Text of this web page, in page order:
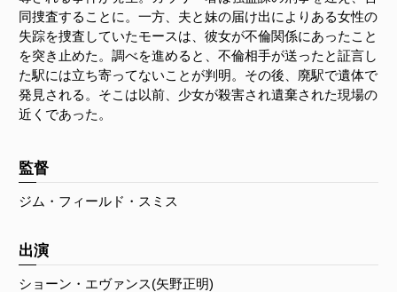
同捜査することに。一方、夫と妹の届け出によりある女性の
失踪を捜査していたモースは、彼女が不倫関係にあったこと
を突き止めた。調べを進めると、不倫相手が送ったと証言し
た駅には立ち寄ってないことが判明。その後、廃駅で遺体で
発見される。そこは以前、少女が殺害され遺棄された現場の
近くであった。
監督
ジム・フィールド・スミス
出演
ショーン・エヴァンス(矢野正明)